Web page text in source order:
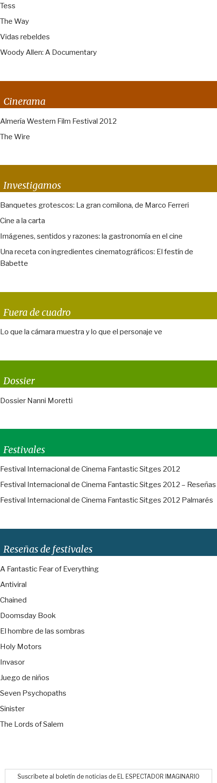
Tess
The Way
Vidas rebeldes
Woody Allen: A Documentary
Cinerama
Almería Western Film Festival 2012
The Wire
Investigamos
Banquetes grotescos: La gran comilona, de Marco Ferreri
Cine a la carta
Imágenes, sentidos y razones: la gastronomía en el cine
Una receta con ingredientes cinematográficos: El festín de
Babette
Fuera de cuadro
Lo que la cámara muestra y lo que el personaje ve
Dossier
Dossier Nanni Moretti
Festivales
Festival Internacional de Cinema Fantastic Sitges 2012
Festival Internacional de Cinema Fantastic Sitges 2012 – Reseñas
Festival Internacional de Cinema Fantastic Sitges 2012 Palmarés
Reseñas de festivales
A Fantastic Fear of Everything
Antiviral
Chained
Doomsday Book
El hombre de las sombras
Holy Motors
Invasor
Juego de niños
Seven Psychopaths
Sinister
The Lords of Salem
Suscríbete al boletín de noticias de EL ESPECTADOR IMAGINARIO